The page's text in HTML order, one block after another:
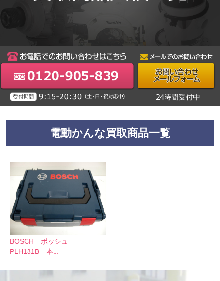
電動かんな買取商品一覧
BOSCH ボッシュ
PLH181B 本...